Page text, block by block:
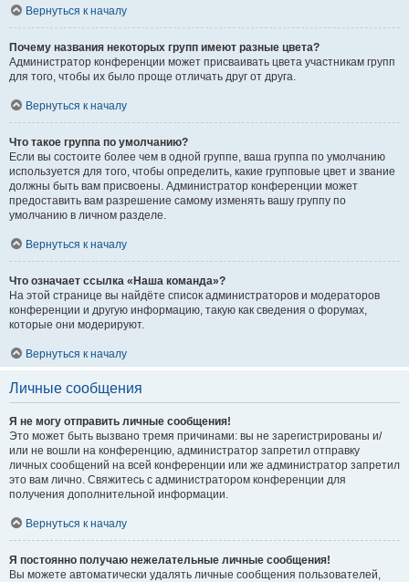
Вернуться к началу
Почему названия некоторых групп имеют разные цвета?
Администратор конференции может присваивать цвета участникам групп
для того, чтобы их было проще отличать друг от друга.
Вернуться к началу
Что такое группа по умолчанию?
Если вы состоите более чем в одной группе, ваша группа по умолчанию
используется для того, чтобы определить, какие групповые цвет и звание
должны быть вам присвоены. Администратор конференции может
предоставить вам разрешение самому изменять вашу группу по
умолчанию в личном разделе.
Вернуться к началу
Что означает ссылка «Наша команда»?
На этой странице вы найдёте список администраторов и модераторов
конференции и другую информацию, такую как сведения о форумах,
которые они модерируют.
Вернуться к началу
Личные сообщения
Я не могу отправить личные сообщения!
Это может быть вызвано тремя причинами: вы не зарегистрированы и/
или не вошли на конференцию, администратор запретил отправку
личных сообщений на всей конференции или же администратор запретил
это вам лично. Свяжитесь с администратором конференции для
получения дополнительной информации.
Вернуться к началу
Я постоянно получаю нежелательные личные сообщения!
Вы можете автоматически удалять личные сообщения пользователей,